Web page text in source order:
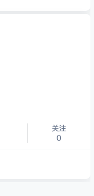
关注
0